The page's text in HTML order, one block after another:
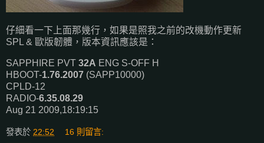
仔細看一下上面那幾行，如果是照我之前的改機動作更新
SPL & 歐版韌體，版本資訊應該是：
SAPPHIRE PVT 32A ENG S-OFF H
HBOOT-1.76.2007 (SAPP10000)
CPLD-12
RADIO-6.35.08.29
Aug 21 2009,18:19:15
發表於 22:52 16 則留言: